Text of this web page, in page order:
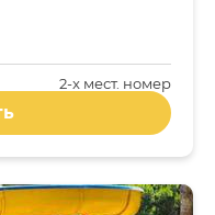
2-x мест. номер